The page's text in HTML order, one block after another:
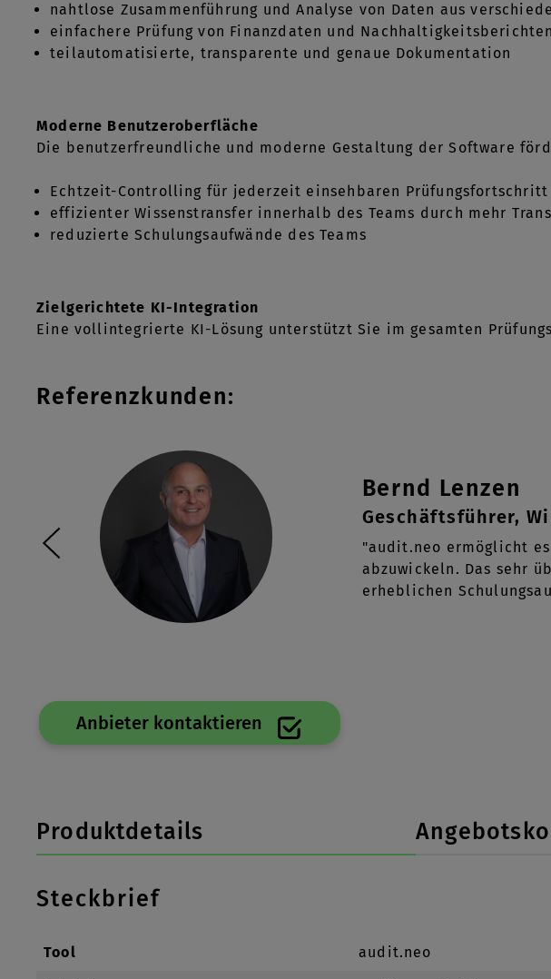
nahtlose Zusammenführung und Analyse von Daten aus
einfachere Prüfung von Finanzdaten und
teilautomatisierte, transparente und genaue Dokumentation
Moderne Benutzeroberfläche
Die benutzerfreundliche und moderne Gestaltung der Software
Echtzeit-Controlling für jederzeit einsehbaren Prüfungsfortschritt
effizienter Wissenstransfer innerhalb des Teams durch mehr
reduzierte Schulungsaufwände des Teams
Zielgerichtete KI-Integration
Eine vollintegrierte KI-Lösung unterstützt Sie im gesamten
Referenzkunden:
Bernd Lenzen
Geschäftsführer,
"audit.neo ermöglicht
abzuwickeln. Das sehr
erheblichen
Anbieter kontaktieren
Produktdetails
Steckbrief
Tool audit.neo